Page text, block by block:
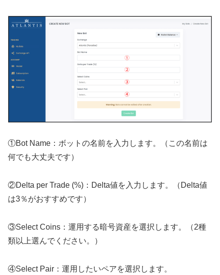
①Bot Name：ボットの名前を入力します。（この名前は
何でも大丈夫です）
②Delta per Trade (%)：Delta値を入力します。（Delta値
は3％がおすすめです）
③Select Coins：運用する暗号資産を選択します。（2種
類以上選んでください。）
④Select Pair：運用したいペアを選択します。